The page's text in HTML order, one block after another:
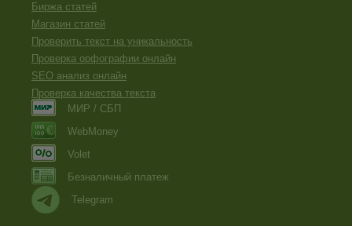
Биржа статей
Магазин статей
Проверить текст на уникальность
Проверка орфографии онлайн
SEO анализ онлайн
Проверка качества текста
МИР / СБП
WebMoney
Volet
Безналичный платеж
Telegram